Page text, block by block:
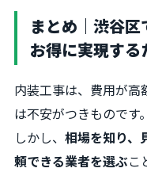
まとめ｜渋谷区
お得に実現する
内装工事は、費用が高
は不安がつきものです。
しかし、 相場を知り、
頼できる業者を選ぶこ